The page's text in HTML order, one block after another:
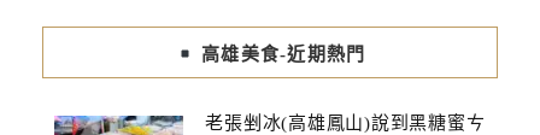
高雄美食-近期熱門
老張剉冰(高雄鳳山)說到黑糖蜜ㄘ